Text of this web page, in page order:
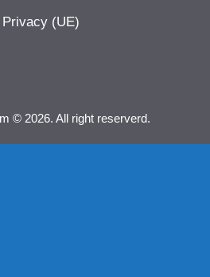
(UE)
© 2026. All right reserverd.